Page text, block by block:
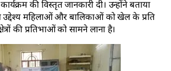
की विस्तृत जानकारी दी। उन्होंने बताया
महिलाओं और बालिकाओं को खेल के प्रति
की प्रतिभाओं को सामने लाना है।